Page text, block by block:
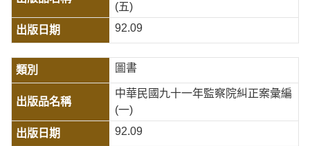
(五)
92.09
圖書
中華民國九十一年監察院糾正案彙編
(一)
92.09